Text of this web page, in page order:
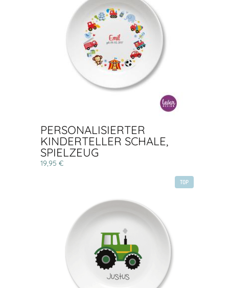
PERSONALISIERTER
KINDERTELLER SCHALE,
SPIELZEUG
19,95 €
TOP